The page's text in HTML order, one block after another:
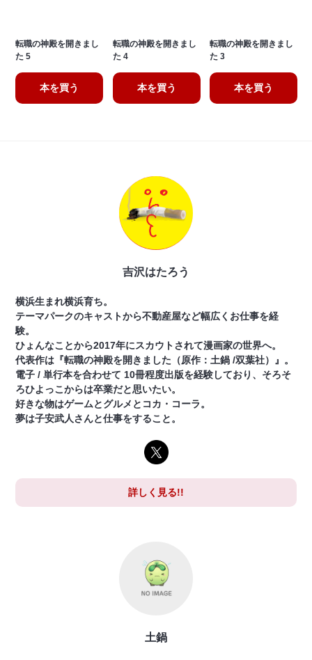
転職の神殿を開きまし
た 5
本を買う
転職の神殿を開きまし
た 4
本を買う
転職の神殿を開きまし
た 3
本を買う
吉沢はたろう
横浜生まれ横浜育ち。
テーマパークのキャストから不動産屋など幅広くお仕事を経
験。
ひょんなことから2017年にスカウトされて漫画家の世界へ。
代表作は『転職の神殿を開きました（原作：土鍋 /双葉社）』。
電子 / 単行本を合わせて 10冊程度出版を経験しており、そろそ
ろひよっこからは卒業だと思いたい。
好きな物はゲームとグルメとコカ・コーラ。
夢は子安武人さんと仕事をすること。
詳しく見る!!
土鍋